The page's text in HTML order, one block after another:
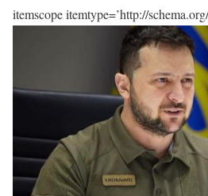
itemscope itemtype=’http://